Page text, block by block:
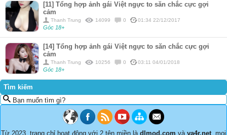
[11] Tổng hợp ảnh gái Việt ngực to săn chắc cực gợi
cảm
Thanh Trung 14099 0 01:34 22/12/2017
Góc 18+
[14] Tổng hợp ảnh gái Việt ngực to săn chắc cực gợi
cảm
Thanh Trung 10256 0 03:11 04/01/2018
Góc 18+
Tìm kiếm
Bạn muốn tìm gì?
Từ 2023, trang chỉ hoạt động với 2 tên miền là dlmod.com và ya4r.net , mọi